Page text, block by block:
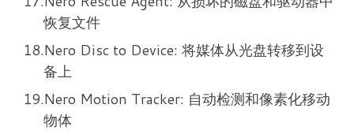
恢复文件
Nero Disc to Device: 将媒体从光盘转移到设
备上
Nero Motion Tracker: 自动检测和像素化移动
物体